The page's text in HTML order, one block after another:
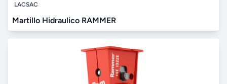
LACSAC
Martillo Hidraulico RAMMER